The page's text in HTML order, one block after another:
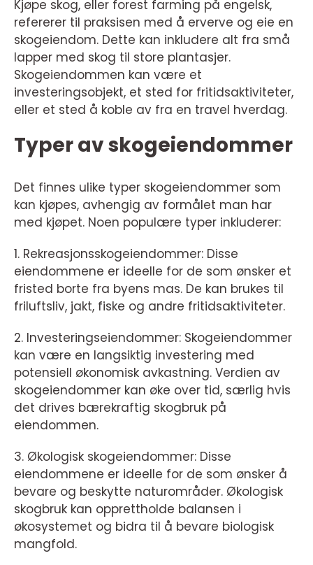
Kjøpe skog, eller forest farming på engelsk,
refererer til praksisen med å erverve og eie en
skogeiendom. Dette kan inkludere alt fra små
lapper med skog til store plantasjer.
Skogeiendommen kan være et
investeringsobjekt, et sted for fritidsaktiviteter,
eller et sted å koble av fra en travel hverdag.
Typer av skogeiendommer
Det finnes ulike typer skogeiendommer som
kan kjøpes, avhengig av formålet man har
med kjøpet. Noen populære typer inkluderer:
1. Rekreasjonsskogeiendommer: Disse
eiendommene er ideelle for de som ønsker et
fristed borte fra byens mas. De kan brukes til
friluftsliv, jakt, fiske og andre fritidsaktiviteter.
2. Investeringseiendommer: Skogeiendommer
kan være en langsiktig investering med
potensiell økonomisk avkastning. Verdien av
skogeiendommer kan øke over tid, særlig hvis
det drives bærekraftig skogbruk på
eiendommen.
3. Økologisk skogeiendommer: Disse
eiendommene er ideelle for de som ønsker å
bevare og beskytte naturområder. Økologisk
skogbruk kan opprettholde balansen i
økosystemet og bidra til å bevare biologisk
mangfold.